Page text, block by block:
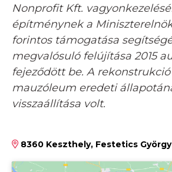
Nonprofit Kft.
építménynek a
forintos támogatása
megvalósuló felújítása 2015
fejeződött be. A
mauzóleum eredeti
visszaállítása volt.
8360 Keszthely, Festetics